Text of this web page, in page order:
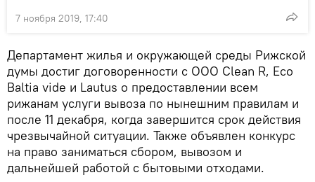
7 ноября 2019, 17:40
Департамент жилья и окружающей среды Рижской
думы достиг договоренности с ООО Clean R, Eco
Baltia vide и Lautus о предоставлении всем
рижанам услуги вывоза по нынешним правилам и
после 11 декабря, когда завершится срок действия
чрезвычайной ситуации. Также объявлен конкурс
на право заниматься сбором, вывозом и
дальнейшей работой с бытовыми отходами.